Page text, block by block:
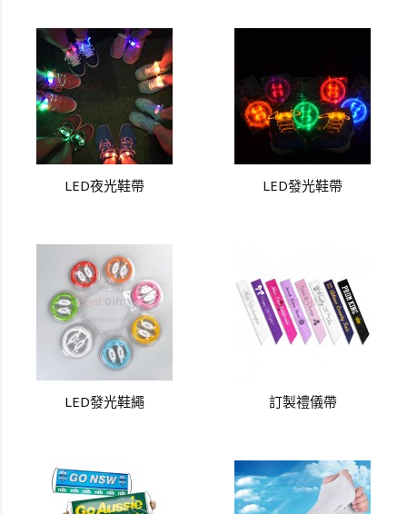
LED夜光鞋帶 LED發光鞋帶
LED發光鞋繩 訂製禮儀帶